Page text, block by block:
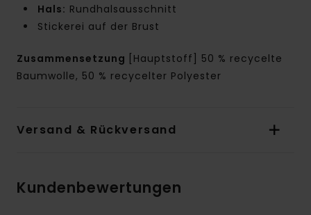
Hals: Rundhalsausschnitt
Stickerei auf der Brust
Zusammensetzung
[Hauptstoff] 50 % recycelte
Baumwolle, 50 % recycelter Polyester
Versand & Rückversand
Kundenbewertungen